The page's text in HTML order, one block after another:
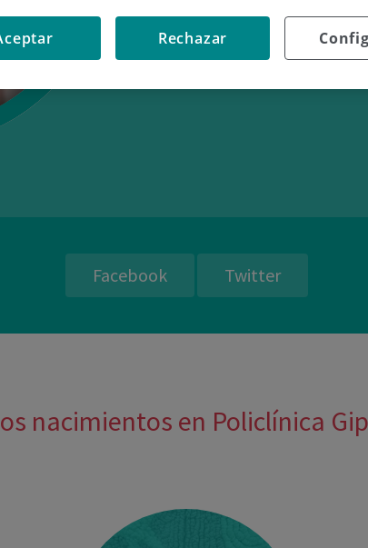
21/08/08
Facebook Twitter
nacimientos en Policlínica
Rechazar